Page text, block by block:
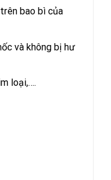
bao bì của
và không bị hư
loại,….